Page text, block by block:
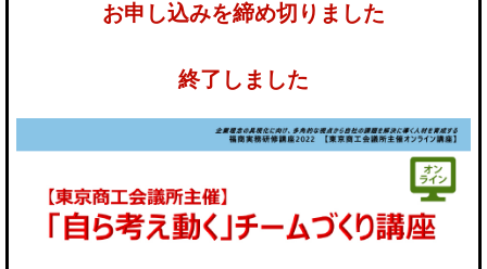
お申し込みを締め切りました
終了しました